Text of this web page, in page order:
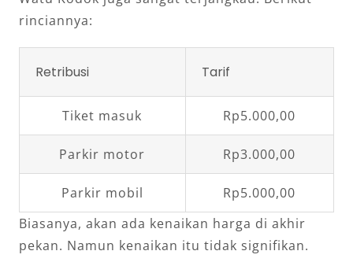
rinciannya:
Retribusi Tarif
Tiket masuk Rp5.000,00
Parkir motor Rp3.000,00
Parkir mobil
Rp5.000,00
Biasanya, akan ada kenaikan harga di akhir
pekan. Namun kenaikan itu tidak signifikan.